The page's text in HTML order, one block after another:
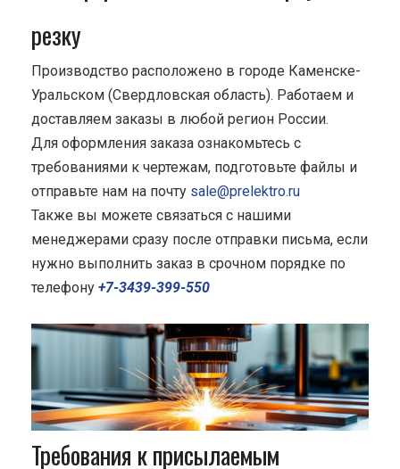
резку
Производство расположено в городе Каменске-
Уральском (Свердловская область). Работаем и
доставляем заказы в любой регион России.
Для оформления заказа ознакомьтесь с
требованиями к чертежам, подготовьте файлы и
отправьте нам на почту sale@prelektro.ru
Также вы можете связаться с нашими
менеджерами сразу после отправки письма, если
нужно выполнить заказ в срочном порядке по
телефону +7-3439-399-550
Требования к присылаемым